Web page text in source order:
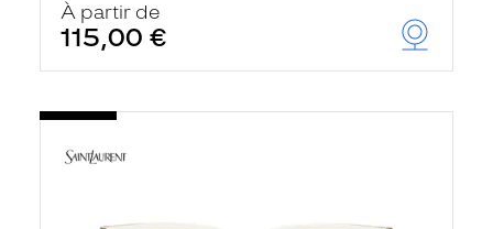
À partir de
115,00 €